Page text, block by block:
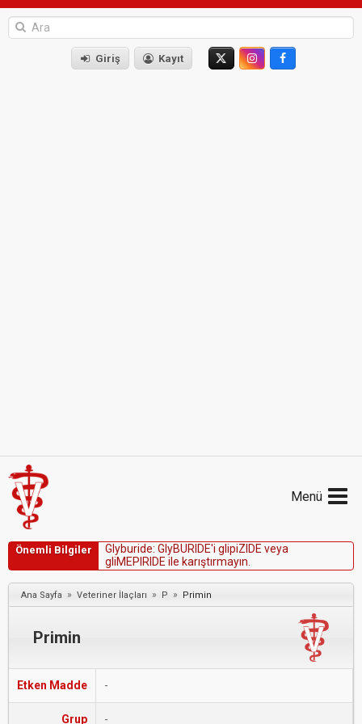
Giriş Kayıt
Menü
Önemli Bilgiler G yburide: G yBUR DE'i g ipiZ DE veya
g iM EP R DE i e karıştırmayın
Ana Sayfa » Veteriner İlaçları » P » Primin
Primin
Etken Madde -
Grup -